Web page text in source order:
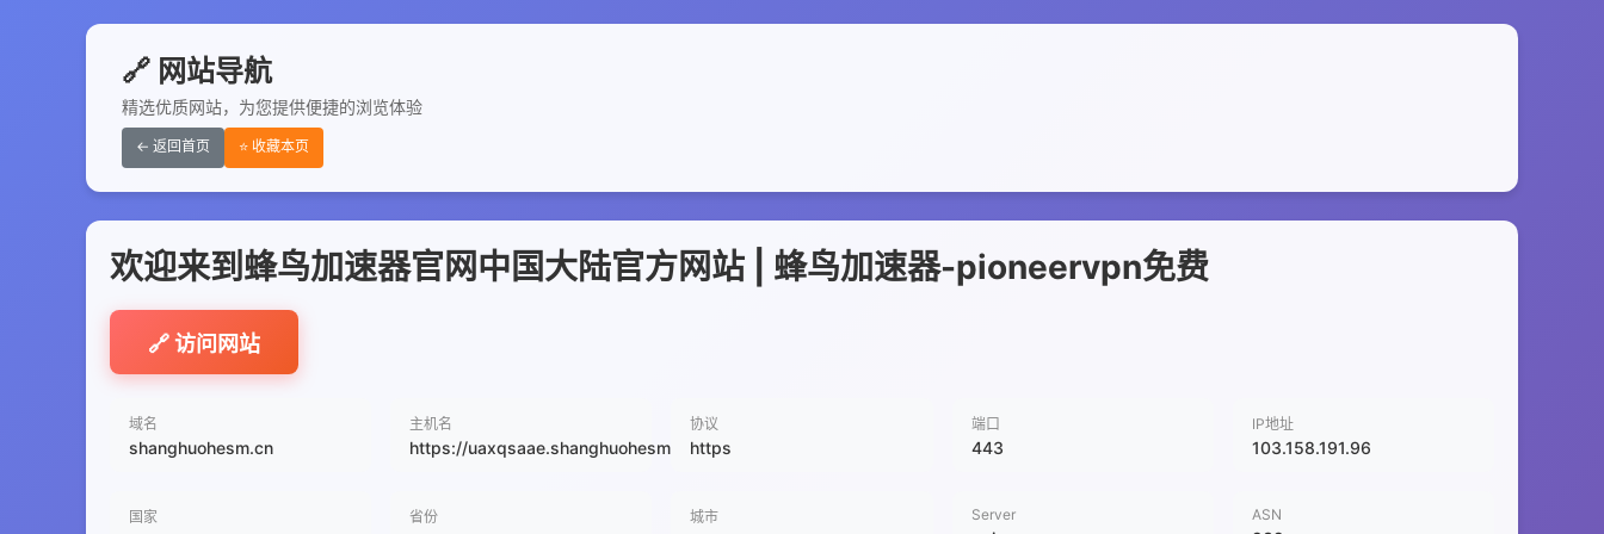
🔗 网站导航
精选优质网站，为您提供便捷的浏览体验
← 返回首页 ⭐ 收藏本页
欢迎来到蜂鸟加速器官网中国大陆官方网站 | 蜂鸟加速器-pioneervpn免费
🔗 访问网站
域名
shanghuohesm.cn
主机名
https://uaxqsaae.shanghuohesm.cn
协议
https
端口
443
IP地址
103.158.191.96
国家 省份 城市 Server ASN